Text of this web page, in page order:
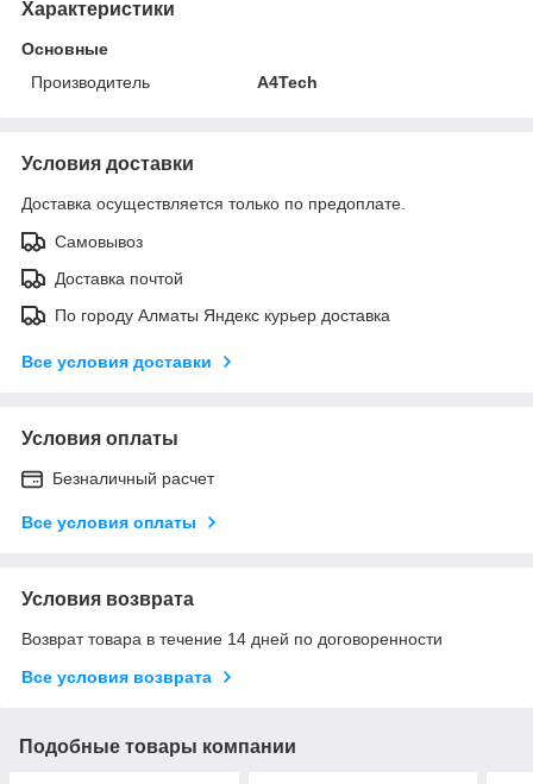
Характеристики
Основные
Производитель
A4Tech
Условия доставки
Доставка осуществляется только по предоплате.
Самовывоз
Доставка почтой
По городу Алматы Яндекс курьер доставка
Все условия доставки
Условия оплаты
Безналичный расчет
Все условия оплаты
Условия возврата
Возврат товара в течение 14 дней по договоренности
Все условия возврата
Подобные товары компании